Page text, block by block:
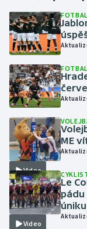
Golf
Gymnastika
Házená
Jezdectví
Judo
Krasobruslení
Lezení
Lyže a snowboard
FOTBAL
FOTBAL
Video
ME
Video
Le
pádu
úniku